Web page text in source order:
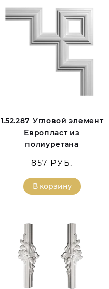
1.52.287 Угловой элемент
Европласт из
полиуретана
857 РУБ.
В корзину